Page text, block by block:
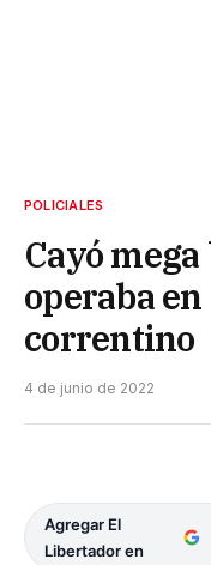
POLICIALES
Cayó
operaba
correntino
4 de junio de 2022
Agregar El
Libertador en